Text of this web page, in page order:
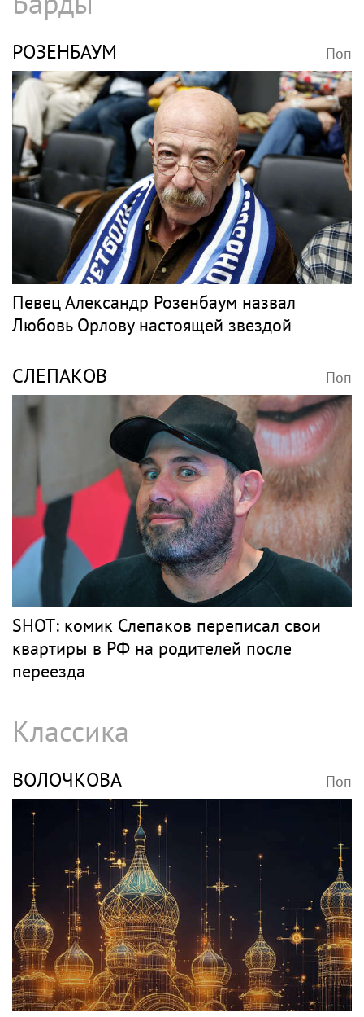
РОЗЕНБАУМ Поп
Певец Александр Розенбаум назвал
Любовь Орлову настоящей звездой
СЛЕПАКОВ Поп
SHOT: комик Слепаков переписал свои
квартиры в РФ на родителей после
переезда
Классика
ВОЛОЧКОВА Поп